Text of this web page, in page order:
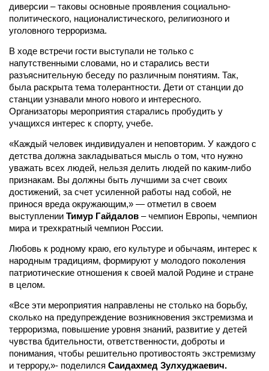
диверсии – таковы основные проявления социально-
политического, националистического, религиозного и
уголовного терроризма.
В ходе встречи гости выступали не только с
напутственными словами, но и старались вести
разъяснительную беседу по различным понятиям. Так,
была раскрыта тема толерантности. Дети от станции до
станции узнавали много нового и интересного.
Организаторы мероприятия старались пробудить у
учащихся интерес к спорту, учебе.
«Каждый человек индивидуален и неповторим. У каждого с
детства должна закладываться мысль о том, что нужно
уважать всех людей, нельзя делить людей по каким-либо
признакам. Вы должны быть лучшими за счет своих
достижений, за счет усиленной работы над собой, не
принося вреда окружающим,» — отметил в своем
выступлении Тимур Гайдалов – чемпион Европы, чемпион
мира и трехкратный чемпион России.
Любовь к родному краю, его культуре и обычаям, интерес к
народным традициям, формируют у молодого поколения
патриотические отношения к своей малой Родине и стране
в целом.
«Все эти мероприятия направлены не столько на борьбу,
сколько на предупреждение возникновения экстремизма и
терроризма, повышение уровня знаний, развитие у детей
чувства бдительности, ответственности, доброты и
понимания, чтобы решительно противостоять экстремизму
и террору,»- поделился Саидахмед Зулхуджаевич.